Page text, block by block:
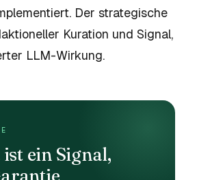
Der strategische
Kuration und Signal,
LLM-Wirkung.
ein Signal,